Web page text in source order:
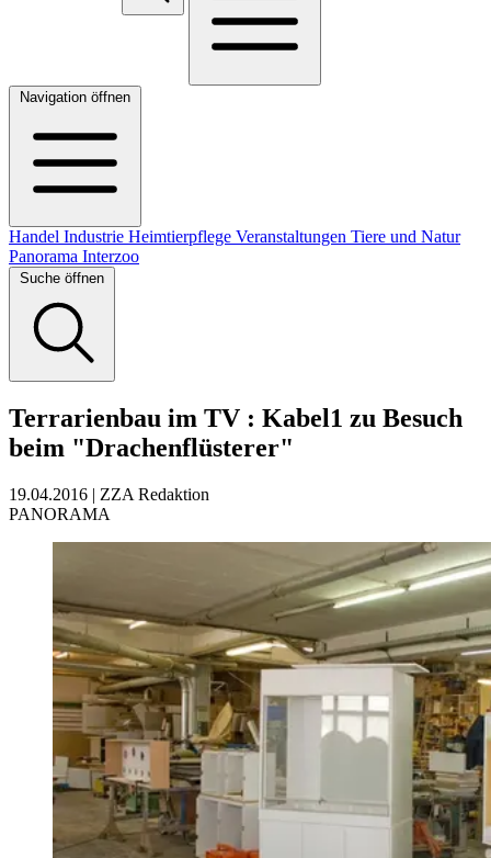
Navigation öffnen
Handel Industrie Heimtierpflege Veranstaltungen Tiere und Natur
Panorama Interzoo
Suche öffnen
Terrarienbau im TV : Kabel1 zu Besuch
beim "Drachenflüsterer"
19.04.2016 | ZZA Redaktion
PANORAMA